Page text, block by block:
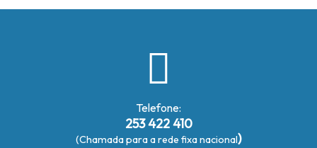
Telefone:
253 422 410
(Chamada para a rede fixa nacional)